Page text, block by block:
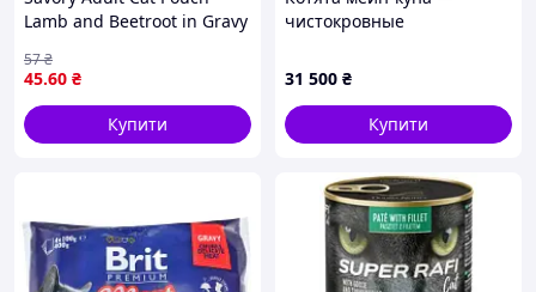
Lamb and Beetroot in Gravy
котів з ягням та буряком у
соусі 85 г
45.60 ₴
57₴
Купити
чистокровные
31 500 ₴
Купити